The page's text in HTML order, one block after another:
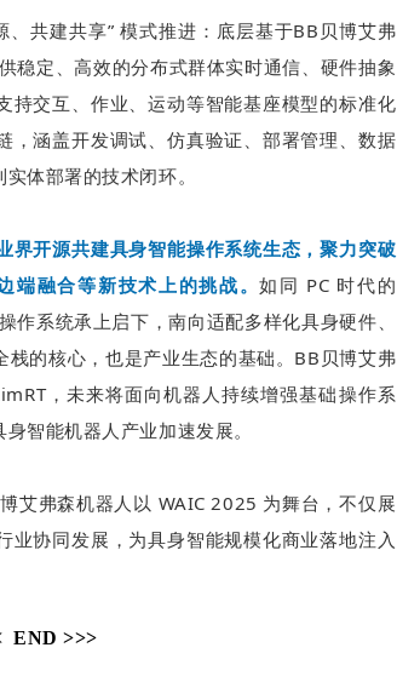
、共建共享” 模式推进：底层基于BB贝博艾弗
稳定、高效的分布式群体实时通信、硬件抽象
持交互、作业、运动等智能基座模型的标准化
，涵盖开发调试、仿真验证、部署管理、数据
体部署的技术闭环。
界开源共建具身智能操作系统生态，聚力突破
端融合等新技术上的挑战。如同 PC 时代的
系统承上启下，南向适配多样化具身硬件、
的核心，也是产业生态的基础。BB贝博艾弗
，未来将面向机器人持续增强基础操作系
智能机器人产业加速发展。
艾弗森机器人以 WAIC 2025 为舞台，不仅展
协同发展，为具身智能规模化商业落地注入
END >>>